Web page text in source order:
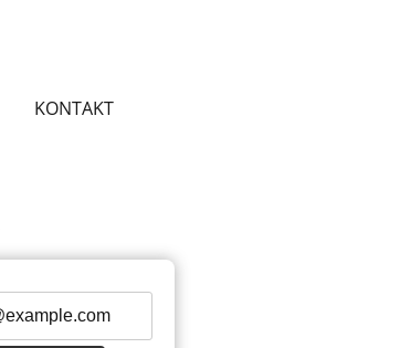
KONTAKT